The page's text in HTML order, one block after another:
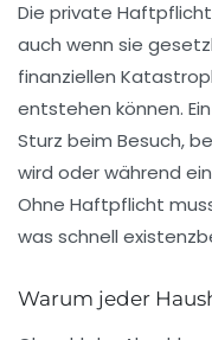
Die private
auch wenn sie
finanziellen
entstehen können.
Sturz beim Besuch,
wird oder während
Ohne Haftpflicht
was schnell
Warum jeder